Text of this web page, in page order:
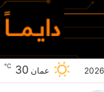
عمان 30
℃